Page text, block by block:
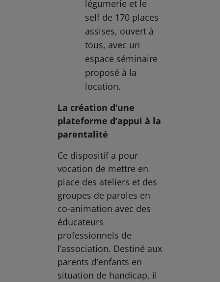
légumerie et le
self de 170 places
assises, ouvert à
tous, avec un
espace séminaire
proposé à la
location.
La création d’une
plateforme d’appui à la
parentalité
Ce dispositif a pour
vocation de mettre en
place des ateliers et des
groupes de paroles en
co-animation avec des
éducateurs
professionnels de
l’association. Destiné aux
parents d’enfants en
situation de handicap, il